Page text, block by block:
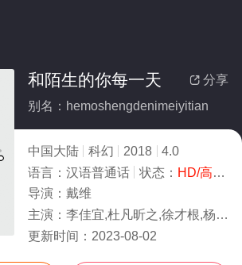
 分享
和陌生的你每一天
别名：hemoshengdenimeiyitian
中国大陆 科幻 2018
4.0
语言： 汉语普通话 状态： HD/高清
导演： 戴维
主演： 李佳宜,杜凡昕之,徐才根,杨峻宇,吴科燃
更新时间： 2023-08-02